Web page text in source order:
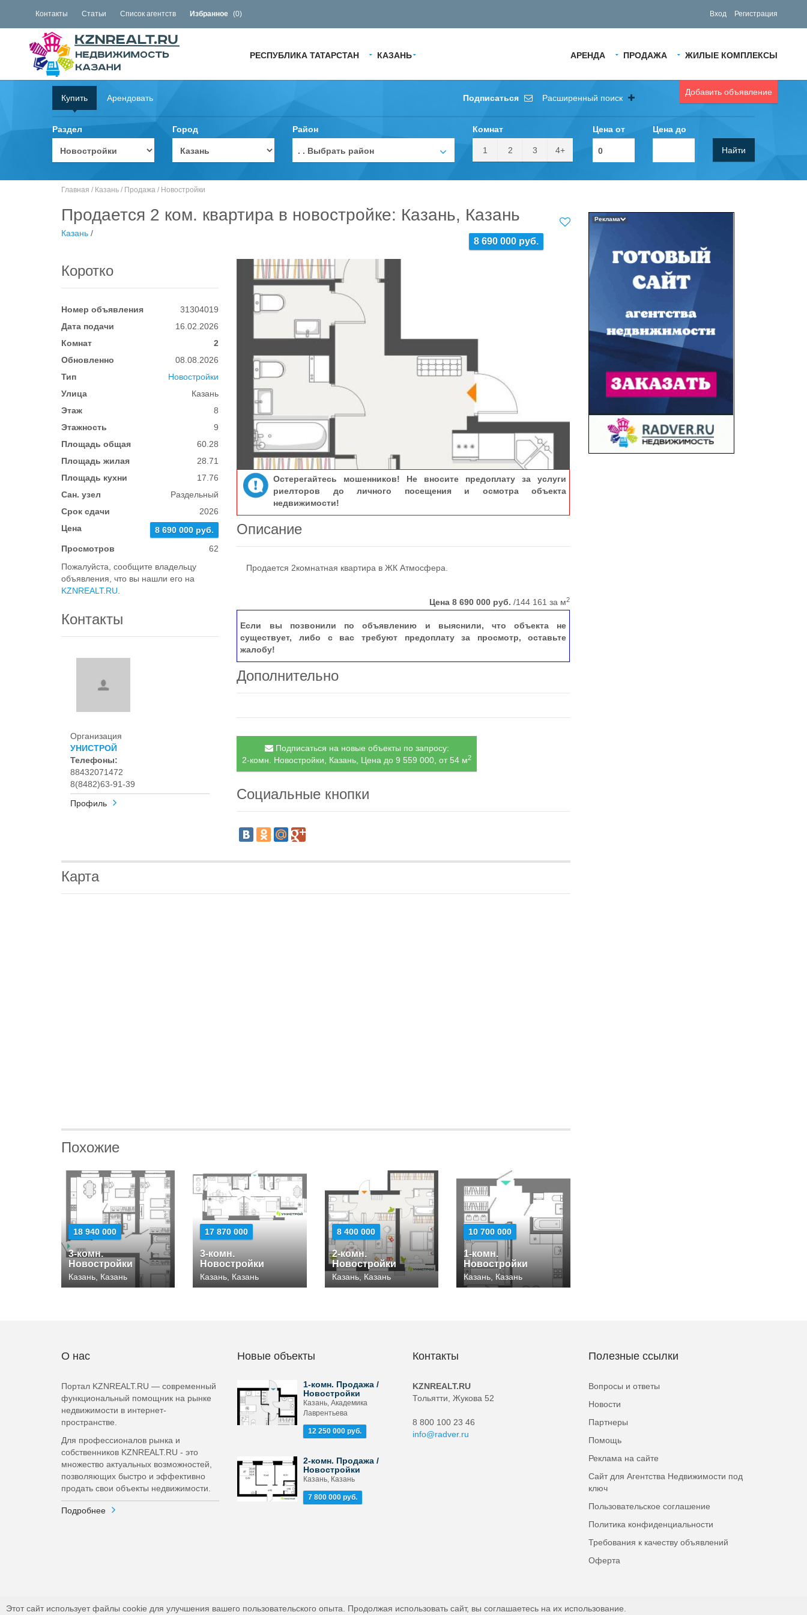
Контакты Статьи Список агентств Избранное (0) Вход Регистрация
АРЕНДА ПРОДАЖА ЖИЛЫЕ КОМПЛЕКСЫ
РЕСПУБЛИКА ТАТАРСТАН КАЗАНЬ
Добавить объявление
Купить Арендовать Подписаться Расширенный поиск
Раздел Город Район
. . Выбрать район
Комнат
1 2 3 4+
Цена от Цена до
Найти
Главная / Казань / Продажа / Новостройки
Продается 2 ком. квартира в новостройке: Казань, Казань
8 690 000 руб.
Казань /
Коротко
Номер объявления
31304019
Дата подачи
16.02.2026
Комнат
2
Обновленно
08.08.2026
Тип
Новостройки
Улица
Казань
Этаж
8
Этажность
9
Площадь общая
60.28
Площадь жилая
28.71
Площадь кухни
17.76
Сан. узел
Раздельный
Срок сдачи
2026
Цена
8 690 000 руб.
Просмотров
62
Пожалуйста, сообщите владельцу
объявления, что вы нашли его на
KZNREALT.RU
Контакты
Организация
УНИСТРОЙ
Телефоны:
88432071472
8(8482)63-91-39
Профиль
Остерегайтесь мошенников! Не вносите предоплату за услуги
риелторов до личного посещения и осмотра объекта
недвижимости!
Описание
Продается 2комнатная квартира в ЖК Атмосфера.
Цена8 690 000 руб. /144 161 за м2
Если вы позвонили по объявлению и выяснили, что объекта не
существует, либо с вас требуют предоплату за просмотр, оставьте
жалобу!
Дополнительно
Подписаться на новые объекты по запросу:
2-комн. Новостройки, Казань, Цена до 9 559 000, от 54 м2
Социальные кнопки
Карта
Похожие
18 940 000
3-комн.
Новостройки
Казань, Казань
17 870 000
3-комн.
Новостройки
Казань, Казань
8 400 000
2-комн.
Новостройки
Казань, Казань
10 700 000
1-комн.
Новостройки
Казань, Казань
Реклама
О нас
Портал KZNREALT.RU — современный
функциональный помощник на рынке
недвижимости в интернет-
пространстве.
Для профессионалов рынка и
собственников KZNREALT.RU - это
множество актуальных возможностей,
позволяющих быстро и эффективно
продать свои объекты недвижимости.
Подробнее
Новые объекты
1-комн. Продажа /
Новостройки
Казань, Академика
Лаврентьева
12 250 000 руб.
2-комн. Продажа /
Новостройки
Казань, Казань
7 800 000 руб.
Контакты
KZNREALT.RU
Тольятти, Жукова 52
8 800 100 23 46
info@radver.ru
Полезные ссылки
Вопросы и ответы
Новости
Партнеры
Помощь
Реклама на сайте
Сайт для Агентства Недвижимости под
ключ
Пользовательское соглашение
Политика конфиденциальности
Требования к качеству объявлений
Оферта
Этот сайт использует файлы cookie для улучшения вашего пользовательского опыта. Продолжая использовать сайт, вы соглашаетесь на их использование.